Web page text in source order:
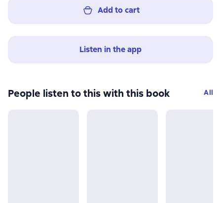
Add to cart
Listen in the app
People listen to this with this book All